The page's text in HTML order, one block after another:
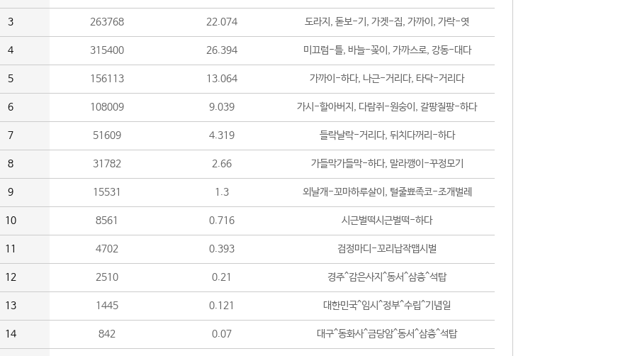
3 263768 22.074 도라지, 돋보-기, 가겟-집, 가까이, 가락-엿
4 315400 26.394 미끄럼-틀, 바늘-꽂이, 가까스로, 강동-대다
5 156113 13.064 가까이-하다, 나근-거리다, 타닥-거리다
6 108009 9.039 가시-할아버지, 다람쥐-원숭이, 갈팡질팡-하다
7 51609 4.319 들락날락-거리다, 뒤치다꺼리-하다
8 31782 2.66 가들막가들막-하다, 말라깽이-꾸정모기
9 15531 1.3 외날개-꼬마하루살이, 털줄뾰족코-조개벌레
10 8561 0.716 시근벌떡시근벌떡-하다
11 4702 0.393 검정마디-꼬리납작맵시벌
12 2510 0.21 경주^감은사지^동서^삼층^석탑
13 1445 0.121 대한민국^임시^정부^수립^기념일
14 842 0.07 대구^동화사^금당암^동서^삼층^석탑